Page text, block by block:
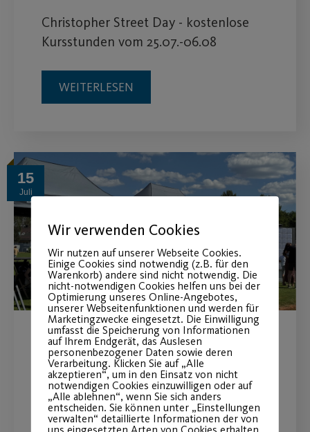
Christopher Street Day - kostenlose
Kursstunden vom 25.07.-06.08
WEITERLESEN
15
Juli
MAN Truck & Bus wird
Premiumpartner
Langfristige Partnerschaft stärkt
insbesondere den Mädchen- und
Wir verwenden Cookies
Wir nutzen auf unserer Webseite Cookies.
Einige Cookies sind notwendig (z.B. für den
Warenkorb) andere sind nicht notwendig. Die
nicht-notwendigen Cookies helfen uns bei der
Optimierung unseres Online-Angebotes,
unserer Webseitenfunktionen und werden für
Marketingzwecke eingesetzt. Die Einwilligung
umfasst die Speicherung von Informationen
auf Ihrem Endgerät, das Auslesen
personenbezogener Daten sowie deren
Verarbeitung. Klicken Sie auf „Alle
akzeptieren“, um in den Einsatz von nicht
notwendigen Cookies einzuwilligen oder auf
„Alle ablehnen“, wenn Sie sich anders
entscheiden. Sie können unter „Einstellungen
verwalten“ detaillierte Informationen der von
uns eingesetzten Arten von Cookies erhalten